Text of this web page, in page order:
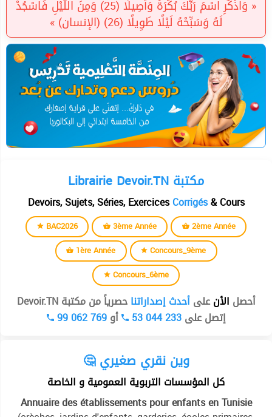
« وَاذْكُرِ اسْمَ رَبِّكَ بُكْرَةً وَأَصِيلًا (25) وَمِنَ اللَّيْلِ فَاسْجُدْ
لَهُ وَسَبِّحْهُ لَيْلًا طَوِيلًا (26) (الإنسان) »
Librairie Devoir.TN مكتبة
Devoirs, Sujets, Séries, ExercicesCorrigés& Cours
BAC2026 3ème Année
2ème Année
1ère Année
Concours_9ème
Concours_6ème
أحصل الأنعلىأحدث إصداراتناحصرياً من مكتبة Devoir.TN
إتصل على53 044 233 أو99 062 769
🤔 وين نقري صغيري
كل المؤسسات التربوية العمومية و الخاصة
Annuaire des établissements pour enfants en Tunisie